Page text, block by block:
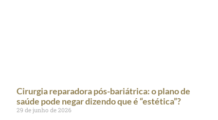
Cirurgia reparadora pós-bariátrica: o plano de
saúde pode negar dizendo que é “estética”?
29 de junho de 2026